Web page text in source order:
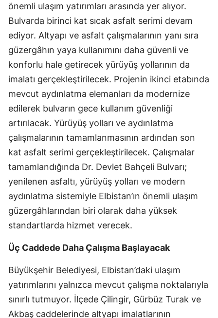
önemli ulaşım yatırımları arasında yer alıyor.
Bulvarda birinci kat sıcak asfalt serimi devam
ediyor. Altyapı ve asfalt çalışmalarının yanı sıra
güzergâhın yaya kullanımını daha güvenli ve
konforlu hale getirecek yürüyüş yollarının da
imalatı gerçekleştirilecek. Projenin ikinci etabında
mevcut aydınlatma elemanları da modernize
edilerek bulvarın gece kullanım güvenliği
artırılacak. Yürüyüş yolları ve aydınlatma
çalışmalarının tamamlanmasının ardından son
kat asfalt serimi gerçekleştirilecek. Çalışmalar
tamamlandığında Dr. Devlet Bahçeli Bulvarı;
yenilenen asfaltı, yürüyüş yolları ve modern
aydınlatma sistemiyle Elbistan’ın önemli ulaşım
güzergâhlarından biri olarak daha yüksek
standartlarda hizmet verecek.
Üç Caddede Daha Çalışma Başlayacak
Büyükşehir Belediyesi, Elbistan’daki ulaşım
yatırımlarını yalnızca mevcut çalışma noktalarıyla
sınırlı tutmuyor. İlçede Çilingir, Gürbüz Turak ve
Akbaş caddelerinde altyapı imalatlarının